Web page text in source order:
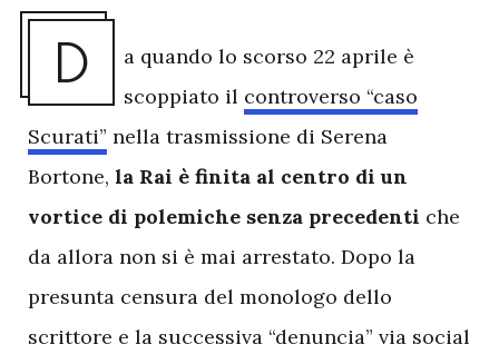
D
a quando lo scorso 22 aprile è
scoppiato il controverso “caso
Scurati” nella trasmissione di Serena
Bortone, la Rai è finita al centro di un
vortice di polemiche senza precedenti che
da allora non si è mai arrestato. Dopo la
presunta censura del monologo dello
scrittore e la successiva “denuncia” via social